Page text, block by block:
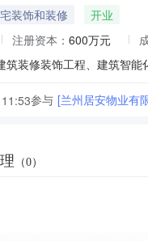
装饰和装修
开业
注册资本： 600万元
参与 [兰州居安物业有
（0）